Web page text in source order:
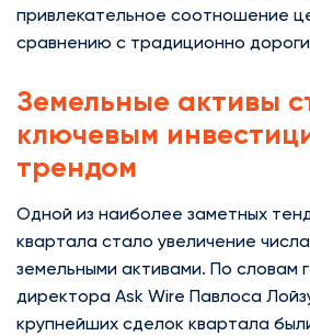
привлекательное соотношение
сравнению с традиционно
Земельные активы
ключевым
трендом
Одной из наиболее заметных
квартала стало увеличение
земельными активами. По словам
директора Ask Wire Павлоса
крупнейших сделок квартала